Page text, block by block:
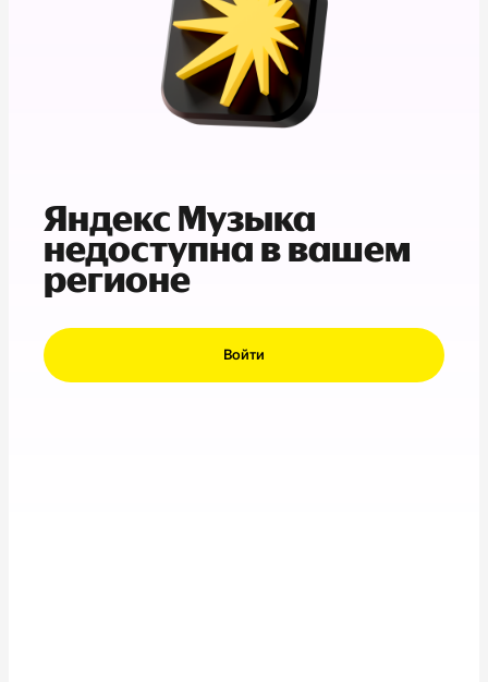
Яндекс Музыка
недоступна в вашем
регионе
Войти